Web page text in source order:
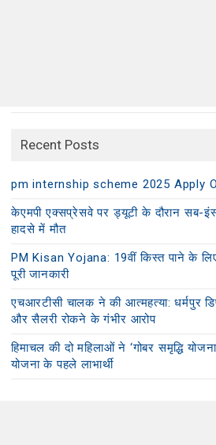
Recent Posts
pm internship scheme 2025 Apply
केएमपी एक्सप्रेसवे पर ड्यूटी के दौरान सब-
हादसे में मौत
PM Kisan Yojana: 19वीं किस्त पाने के
पूरी जानकारी
एचआरटीसी चालक ने की आत्महत्या: धर्मपुर
और सैलरी रोकने के गंभीर आरोप
हिमाचल की दो महिलाओं ने ‘गोबर समृद्धि
योजना के पहले लाभार्थी